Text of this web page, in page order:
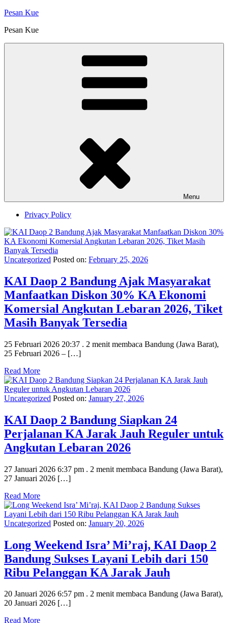
Skip
content
Pesan Kue
Pesan Kue
Menu
Privacy Policy
Uncategorized Posted on: February 25, 2026
KAI Daop 2 Bandung Ajak Masyarakat
Manfaatkan Diskon 30% KA Ekonomi
Komersial Angkutan Lebaran 2026, Tiket
Masih Banyak Tersedia
25 Februari 2026 20:37 . 2 menit membaca Bandung (Jawa Barat),
25 Februari 2026 – […]
Read More
Uncategorized Posted on: January 27, 2026
KAI Daop 2 Bandung Siapkan 24
Perjalanan KA Jarak Jauh Reguler untuk
Angkutan Lebaran 2026
27 Januari 2026 6:37 pm . 2 menit membaca Bandung (Jawa Barat),
27 Januari 2026 […]
Read More
Uncategorized Posted on: January 20, 2026
Long Weekend Isra’ Mi’raj, KAI Daop 2
Bandung Sukses Layani Lebih dari 150
Ribu Pelanggan KA Jarak Jauh
20 Januari 2026 6:57 pm . 2 menit membaca Bandung (Jawa Barat),
20 Januari 2026 […]
Read More